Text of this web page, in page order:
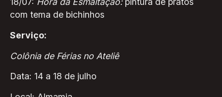
com tema de bichinhos
Serviço:
Colônia de Férias no Ateliê
Data: 14 a 18 de julho